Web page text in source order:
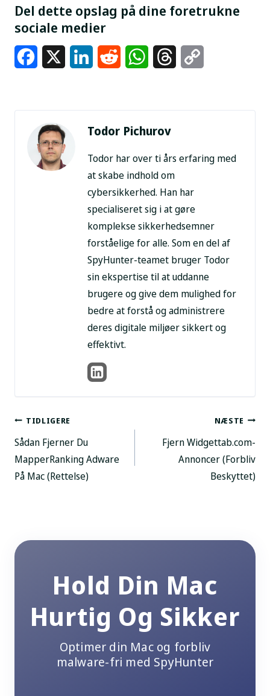
Del dette opslag på dine foretrukne
sociale medier
Facebook LinkedInReddit WhatsAppThreads
Todor Pichurov
Todor har over ti års erfaring med
at skabe indhold om
cybersikkerhed. Han har
specialiseret sig i at gøre
komplekse sikkerhedsemner
forståelige for alle. Som en del af
SpyHunter-teamet bruger Todor
sin ekspertise til at uddanne
brugere og give dem mulighed for
bedre at forstå og administrere
deres digitale miljøer sikkert og
effektivt.
Post
navigation
TIDLIGERE
Sådan Fjerner Du
MapperRanking Adware
På Mac (Rettelse)
NÆSTE
Fjern Widgettab.com-
Annoncer (Forbliv
Beskyttet)
Hold Din Mac
Hurtig Og Sikker
Optimer din Mac og forbliv
malware-fri med SpyHunter